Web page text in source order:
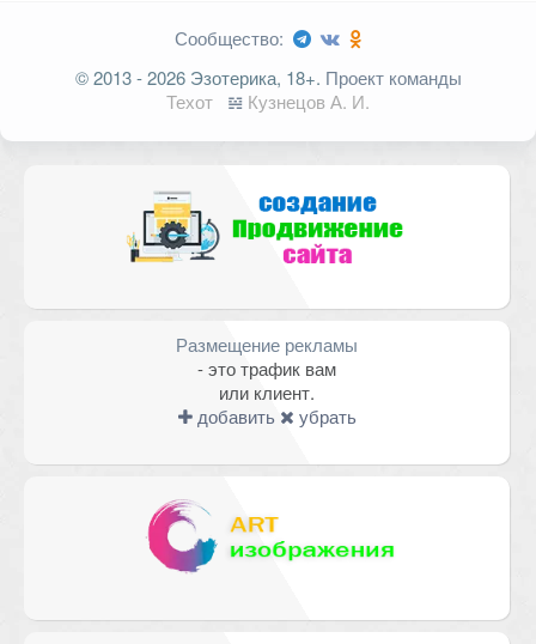
Сообщество:
© 2013 - 2026 Эзотерика, 18+. Проект команды
Техот
𝌴 Кузнецов А. И.
Размещение рекламы
- это трафик вам
или клиент.
добавить
убрать